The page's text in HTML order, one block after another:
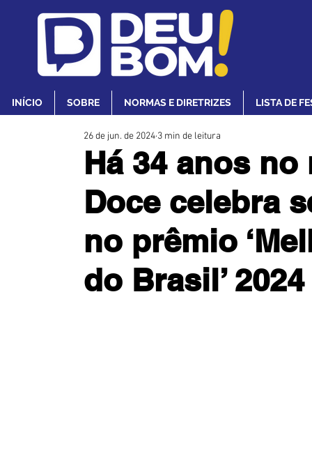
INÍCIO SOBRE NORMAS E DIRETRIZES LISTA DE
Há 34 anos
Doce celebra
no prêmio
do Brasil’ 2024
26 de jun. de 2024 3 min de leitura